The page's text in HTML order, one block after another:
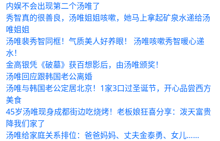
内娱不会出现第二个汤唯了
秀智真的很善良，汤唯姐姐咳嗽，她马上拿起矿泉水递给汤
唯姐姐
汤唯裴秀智同框！气质美人好养眼！ 汤唯咳嗽秀智暖心递
水！
金高银凭《破墓》获百想影后，由汤唯颁奖！
汤唯回应跟韩国老公离婚
汤唯与韩国老公定居北京！1家3口过圣诞节，开心品尝西方
美食
45岁汤唯现身成都街边吃烧烤！老板娘狂喜分享：泼天富贵
降我们家了
汤唯给家庭关系排位：爸爸妈妈、丈夫金泰勇、女儿……